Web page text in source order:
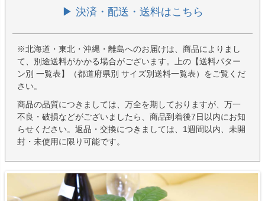
▶ 決済・配送・送料はこちら
※北海道・東北・沖縄・離島へのお届けは、商品によりまし
て、別途送料がかかる場合がございます。上の【送料パター
ン別 一覧表】（都道府県別 サイズ別送料一覧表）をご覧くだ
さい。
商品の品質につきましては、万全を期しておりますが、万一
不良・破損などがございましたら、商品到着後7日以内にお知
らせください。返品・交換につきましては、1週間以内、未開
封・未使用に限り可能です。